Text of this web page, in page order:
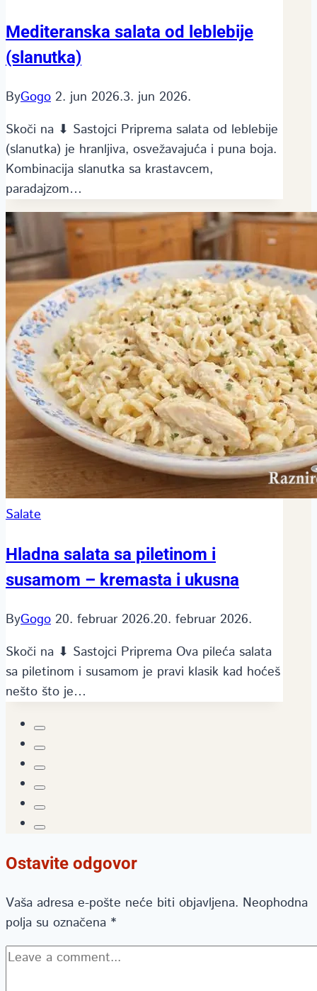
Mediteranska salata od leblebije
(slanutka)
ByGogo 2. jun 2026.3. jun 2026.
Skoči na ⬇ Sastojci Priprema salata od leblebije
(slanutka) je hranljiva, osvežavajuća i puna boja.
Kombinacija slanutka sa krastavcem,
paradajzom…
Salate
Hladna salata sa piletinom i
susamom – kremasta i ukusna
ByGogo 20. februar 2026.20. februar 2026.
Skoči na ⬇ Sastojci Priprema Ova pileća salata
sa piletinom i susamom je pravi klasik kad hoćeš
nešto što je…
Ostavite odgovor
Vaša adresa e-pošte neće biti objavljena. Neophodna
polja su označena *